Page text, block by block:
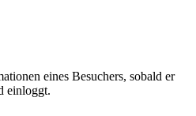
eines Besuchers, sobald er
einloggt.